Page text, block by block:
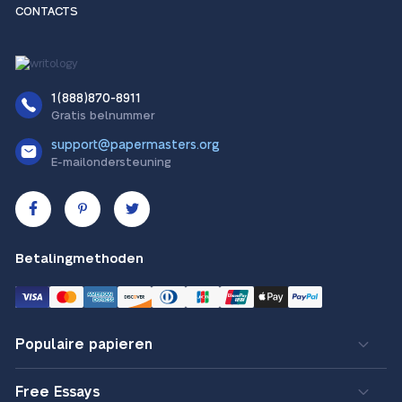
CONTACTS
1(888)870-8911
Gratis belnummer
support@papermasters.org
E-mailondersteuning
Betalingmethoden
Populaire papieren
Free Essays